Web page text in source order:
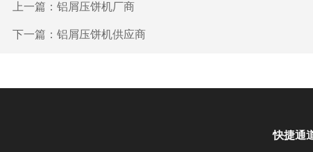
上一篇： 铝屑压饼机厂商
下一篇： 铝屑压饼机供应商
快捷通